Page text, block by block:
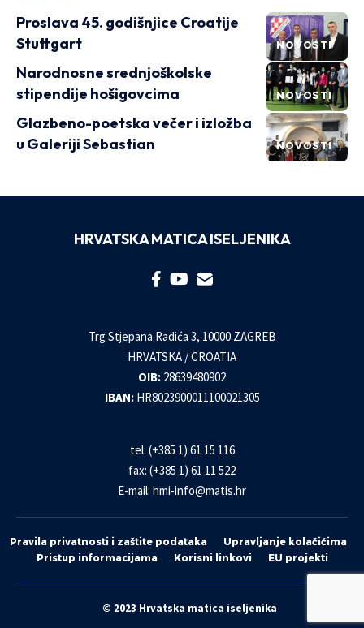
NOVOSTI
Proslava 45. godišnjice Croatije
Stuttgart
NOVOSTI
Narodnosne srednjoškolske
stipendije hošigovcima
NOVOSTI
Glazbeno-poetska večer i izložba
u Galeriji Sebastian
HRVATSKA MATICA ISELJENIKA
Trg Stjepana Radića 3, 10000 ZAGREB
HRVATSKA / CROATIA
OIB: 28639480902
IBAN: HR8023900011100021305
tel: (+385 1) 61 15 116
fax: (+385 1) 61 11 522
E-mail: hmi-info@matis.hr
Pravila privatnosti i zaštite podataka
Upravljanje kolačićima
Pristup informacijama
Korisni linkovi EU projekti
© 2023 Hrvatska matica iseljenika